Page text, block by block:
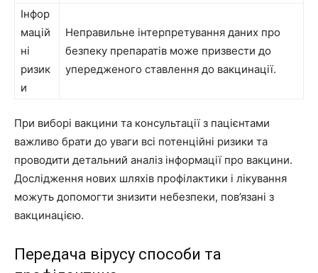
Інфор
мацій
ні
ризик
и
Неправильне інтерпретування даних про
безпеку препаратів може призвести до
упередженого ставлення до вакцинації.
При виборі вакцини та консультації з пацієнтами
важливо брати до уваги всі потенційні ризики та
проводити детальний аналіз інформації про вакцини.
Дослідження нових шляхів профілактики і лікування
можуть допомогти знизити небезпеки, пов’язані з
вакцинацією.
Передача вірусу способи та